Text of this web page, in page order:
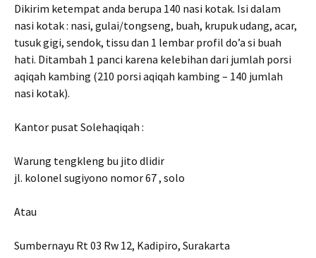
Dikirim ketempat anda berupa 140 nasi kotak. Isi dalam
nasi kotak : nasi, gulai/tongseng, buah, krupuk udang, acar,
tusuk gigi, sendok, tissu dan 1 lembar profil do’a si buah
hati. Ditambah 1 panci karena kelebihan dari jumlah porsi
aqiqah kambing (210 porsi aqiqah kambing – 140 jumlah
nasi kotak).
Kantor pusat Solehaqiqah :
Warung tengkleng bu jito dlidir
jl. kolonel sugiyono nomor 67 , solo
Atau
Sumbernayu Rt 03 Rw 12, Kadipiro, Surakarta